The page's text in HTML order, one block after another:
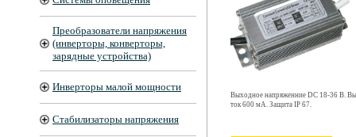
Преобразователи напряжения
(инверторы, конверторы,
зарядные устройства)
Инверторы малой мощности
Стабилизаторы напряжения
Выходное напряженние DC 18-36 В.
ток 600 мА. Защита IP 67.